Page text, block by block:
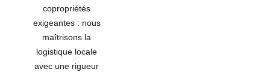
copropriétés
exigeantes : nous
maîtrisons la
logistique locale
avec une rigueur